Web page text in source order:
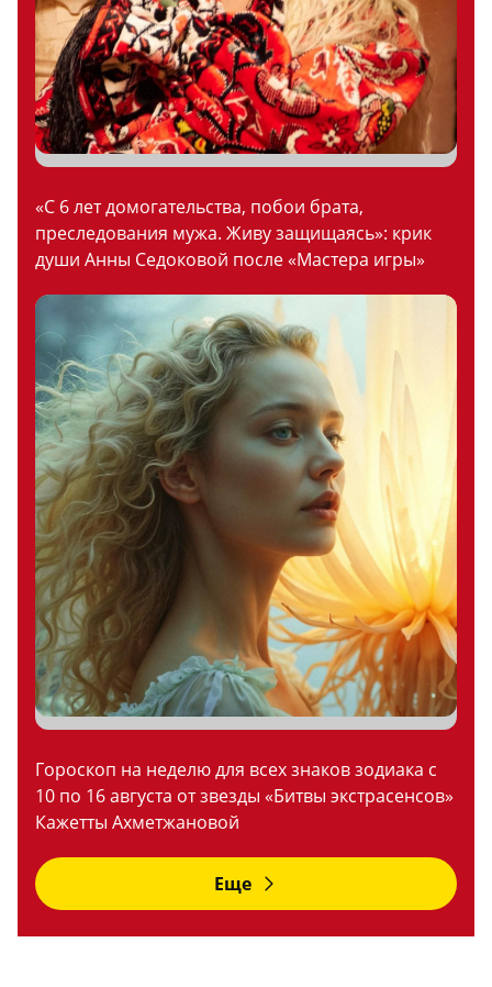
«С 6 лет домогательства, побои брата,
преследования мужа. Живу защищаясь»: крик
души Анны Седоковой после «Мастера игры»
Гороскоп на неделю для всех знаков зодиака с
10 по 16 августа от звезды «Битвы экстрасенсов»
Кажетты Ахметжановой
Еще